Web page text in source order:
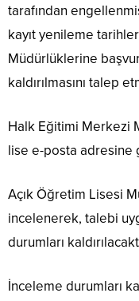
tarafından
kayıt yenileme
Müdürlüklerine
kaldırılmasını talep
Halk Eğitimi Merkezi
lise e-posta adresine
Açık Öğretim Lisesi
incelenerek, talebi
durumları
İnceleme durumları